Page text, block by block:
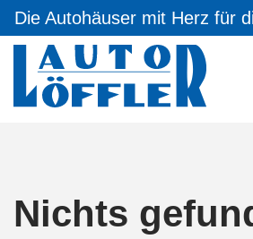
Die Autohäuser mit Herz für
Nichts